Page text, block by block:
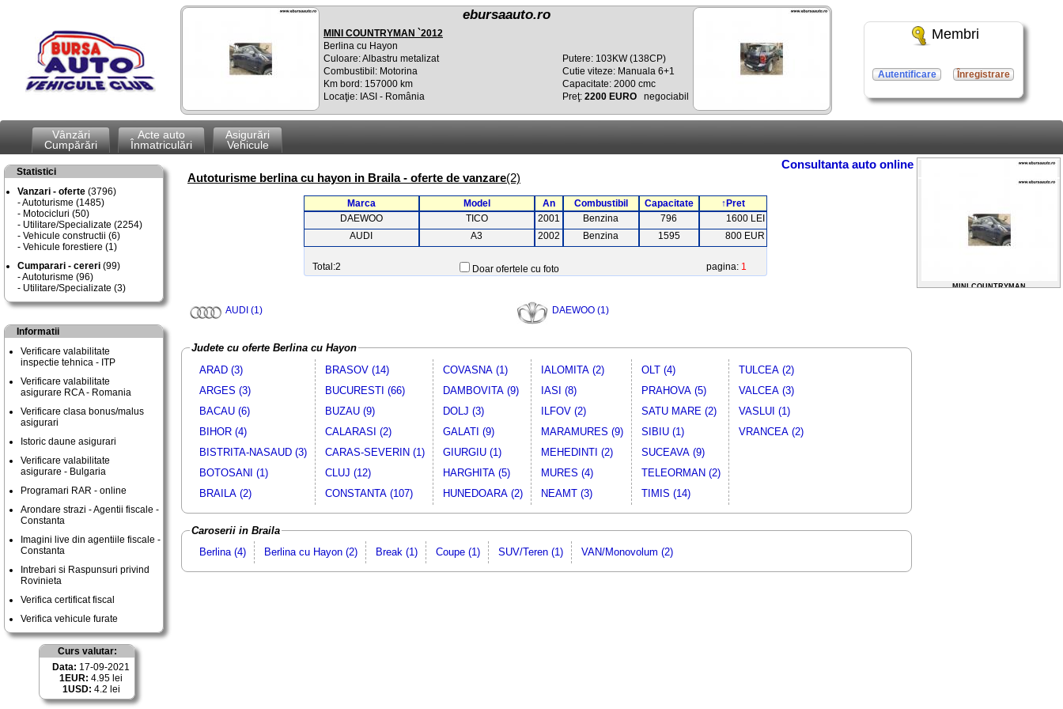
ebursaauto.ro
MINI COUNTRYMAN `2012
Berlina cu Hayon
Culoare: Albastru metalizat
Combustibil: Motorina
Km bord: 157000 km
Locaţie: IASI - România
Putere: 103KW (138CP)
Cutie viteze: Manuala 6+1
Capacitate: 2000 cmc
Preţ: 2200 EURO negociabil
Membri
Autentificare Înregistrare
Vânzări
Cumpărări
Acte auto
Înmatriculări
Asigurări
Vehicule
Statistici
Vanzari - oferte (3796)
Autoturisme (1485)
Motocicluri (50)
Utilitare/Specializate (2254)
Vehicule constructii (6)
Vehicule forestiere (1)
Cumparari - cereri (99)
Autoturisme (96)
Utilitare/Specializate (3)
Informatii
Verificare valabilitate
inspectie tehnica - ITP
Verificare valabilitate
asigurare RCA - Romania
Verificare clasa bonus/malus
asigurari
Istoric daune asigurari
Verificare valabilitate
asigurare - Bulgaria
Programari RAR - online
Arondare strazi - Agentii fiscale -
Constanta
Imagini live din agentiile fiscale -
Constanta
Intrebari si Raspunsuri privind
Rovinieta
Verifica certificat fiscal
Verifica vehicule furate
Curs valutar:
Data: 17-09-2021
1EUR: 4.95 lei
1USD: 4.2 lei
Consultanta auto online
Autoturisme berlina cu hayon in Braila - oferte de vanzare(2)
Marca Model An Combustibil Capacitate
↑Pret
DAEWOO
TICO 2001 Benzina 796
1600 LEI
AUDI
A3 2002 Benzina 1595 800 EUR
Total:2 Doar ofertele cu foto pagina: 1
AUDI (1) DAEWOO (1)
Judete cu oferte Berlina cu Hayon
ARAD (3)
ARGES (3)
BACAU (6)
BIHOR (4)
BISTRITA-NASAUD (3)
BOTOSANI (1)
BRAILA (2)
BRASOV (14)
BUCURESTI (66)
BUZAU (9)
CALARASI (2)
CARAS-SEVERIN (1)
CLUJ (12)
CONSTANTA (107)
COVASNA (1)
DAMBOVITA (9)
DOLJ (3)
GALATI (9)
GIURGIU (1)
HARGHITA (5)
HUNEDOARA (2)
IALOMITA (2)
IASI (8)
ILFOV (2)
MARAMURES (9)
MEHEDINTI (2)
MURES (4)
NEAMT (3)
OLT (4)
PRAHOVA (5)
SATU MARE (2)
SIBIU (1)
SUCEAVA (9)
TELEORMAN (2)
TIMIS (14)
TULCEA (2)
VALCEA (3)
VASLUI (1)
VRANCEA (2)
Caroserii in Braila
Berlina (4)
Berlina cu Hayon (2) Break (1) Coupe (1) SUV/Teren (1) VAN/Monovolum (2)